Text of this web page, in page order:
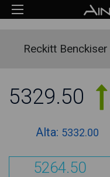
Reckitt Benckiser
5329.50
Alta: 5332.00
5264.50